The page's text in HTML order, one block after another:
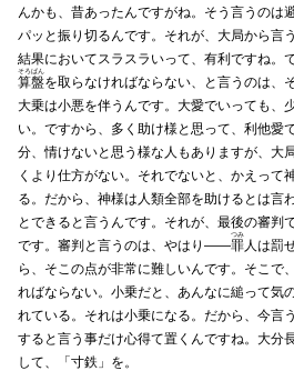
んかも、昔あったんですがね。そう言うのは
パッと振り切るんです。それが、大局から言
結果においてスラスラいって、有利ですね。
算盤
そろばん
を取らなければならない、と言うのは、
大乗は小悪を伴うんです。大愛でいっても、
い。ですから、多く助け様と思って、利他
分、情けないと思う様な人もありますが、大
くより仕方がない。それでないと、かえって
る。だから、神様は人類全部を助けるとは言
とできると言うんです。それが、最後の審判
です。審判と言うのは、やはり――罪
つみ
人は罰
ら、そこの点が非常に難しいんです。そこで
ればならない。小乗だと、あんなに縋って気
れている。それは小乗になる。だから、今言
すると言う事だけ心得て置くんですね。大分
して、「寸鉄」を。